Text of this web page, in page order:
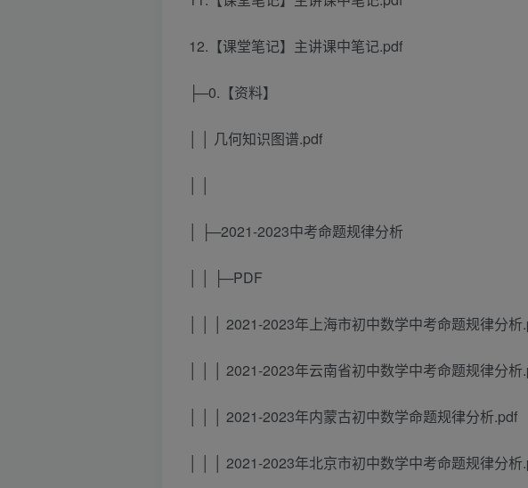
12.【课堂笔记】主讲课中笔记.pdf
├─0.【资料】
│ │ 几何知识图谱.pdf
│ ├─2021-2023中考命题规律分析
│ │ ├─PDF
│ │ │ 2021-2023年上海市初中数学中考命题规律分析
│ │ │ 2021-2023年云南省初中数学中考命题规律分析
│ │ │ 2021-2023年内蒙古初中数学命题规律分析.pdf
│ │ │ 2021-2023年北京市初中数学中考命题规律分析